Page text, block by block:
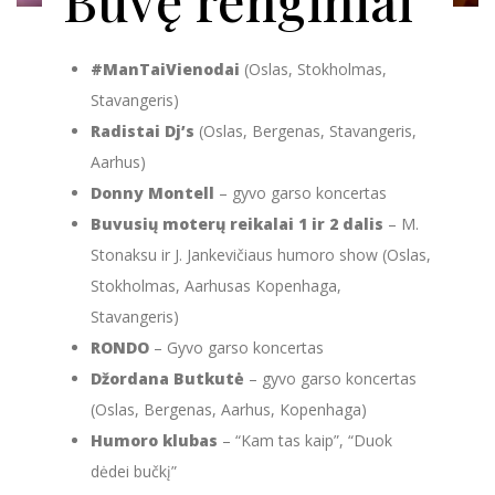
#ManTaiVienodai (Oslas, Stokholmas,
Stavangeris)
Radistai Dj’s (Oslas, Bergenas, Stavangeris,
Aarhus)
Donny Montell – gyvo garso koncertas
Buvusių moterų reikalai 1 ir 2 dalis – M.
Stonaksu ir J. Jankevičiaus humoro show (Oslas,
Stokholmas, Aarhusas Kopenhaga,
Stavangeris)
RONDO– Gyvo garso koncertas
Džordana Butkutė – gyvo garso koncertas
(Oslas, Bergenas, Aarhus, Kopenhaga)
Humoro klubas – “Kam tas kaip”, “Duok
dėdei bučkį”